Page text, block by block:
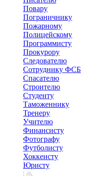
Повару
Пограничнику
Пожарному
Полицейскому
Программисту
Прокурору
Следователю
Сотруднику ФСБ
Спасателю
Строителю
Студенту
Таможеннику
Тренеру
Учителю
Финансисту
Фотографу
Футболисту
Хоккеисту
Юристу